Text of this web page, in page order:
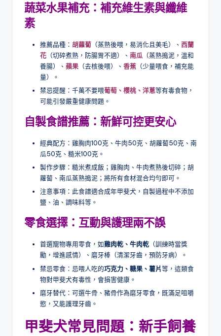
蔬菜水果補充：補充維生素與纖維
素
推薦品種： 胡蘿蔔 （蒸熟後喂，易消化且美毛）、 西蘭
花 （切碎煮熟，防腸胃不適）、 南瓜 （蒸熟搗泥，溫和
養腸）、 蘋果 （去核後喂）、 香蕉 （少量喂食，補充能
量）。
禁忌提醒：千萬不要喂葡萄、櫻桃、洋蔥等有毒食物，
可能引發嚴重健康問題。
自製食譜推薦：新鮮可控更安心
經典配方：雞胸肉100克、牛肉50克、胡蘿蔔50克、南
瓜50克、糙米100克。
製作步驟：糙米煮成飯；雞胸肉、牛肉煮熟後切碎；胡
蘿蔔、南瓜蒸熟搗泥；將所有食材混合均勻即可。
注意事項：此食譜適合成年甲斐犬，自製過程中不添加
鹽、油、調味料等。
零食選擇：互動與護理兩不誤
首選寵物專用零食，如雞肉乾、牛肉乾 （訓練時當獎
勵，增進感情）、磨牙棒（清潔牙齒，預防牙病）。
禁忌零食：忌喂人吃的巧克力、糖果、薯片等，這類食
物對甲斐犬有毒性，會損害健康。
磨牙替代：可選牛骨、豬骨作為磨牙零食，既滿足咀嚼
慾，又能護理牙齒。
甲斐犬常見問題：新手飼養